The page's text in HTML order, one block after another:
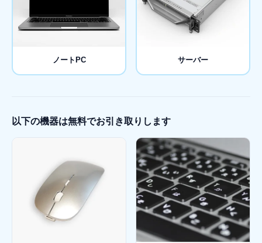
ノートPC サーバー
以下の機器は無料でお引き取りします